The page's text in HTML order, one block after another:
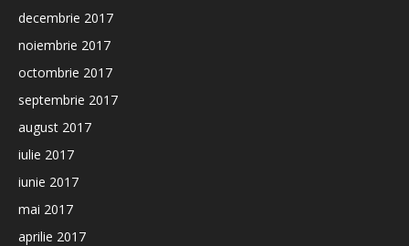
decembrie 2017
noiembrie 2017
octombrie 2017
septembrie 2017
august 2017
iulie 2017
iunie 2017
mai 2017
aprilie 2017